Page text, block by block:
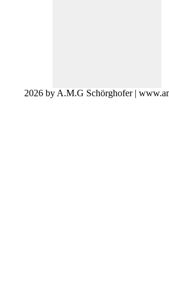
2026 by A.M.G Schörghofer |